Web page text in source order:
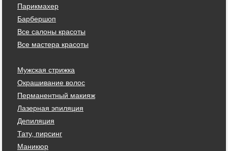
Парикмахер
Барбершоп
Все салоны красоты
Все мастера красоты
Мужская стрижка
Окрашивание волос
Перманентный макияж
Лазерная эпиляция
Депиляция
Тату, пирсинг
Маникюр